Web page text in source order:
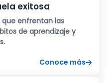
exitosa
que enfrentan las
de aprendizaje y
Conoce más